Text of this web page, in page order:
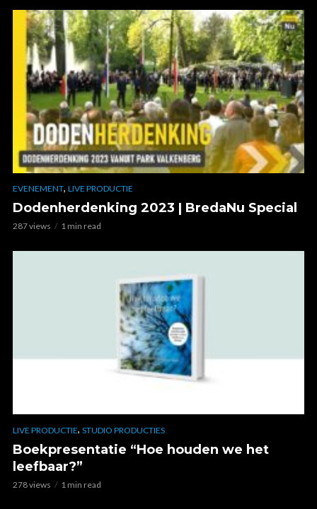
EVENEMENT, LIVE PRODUCTIE
Dodenherdenking 2023 | BredaNu Special
287 views 1 min read
LIVE PRODUCTIE, STUDIO PRODUCTIES
Boekpresentatie “Hoe houden we het
leefbaar?”
278 views 1 min read